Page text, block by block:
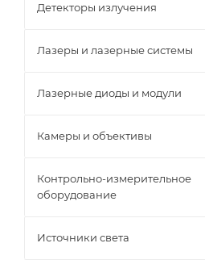
Детекторы излучения
Лазеры и лазерные системы
Лазерные диоды и модули
Камеры и объективы
Контрольно-измерительное
оборудование
Источники света